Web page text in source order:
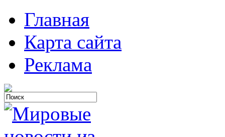
Главная
Карта сайта
Реклама